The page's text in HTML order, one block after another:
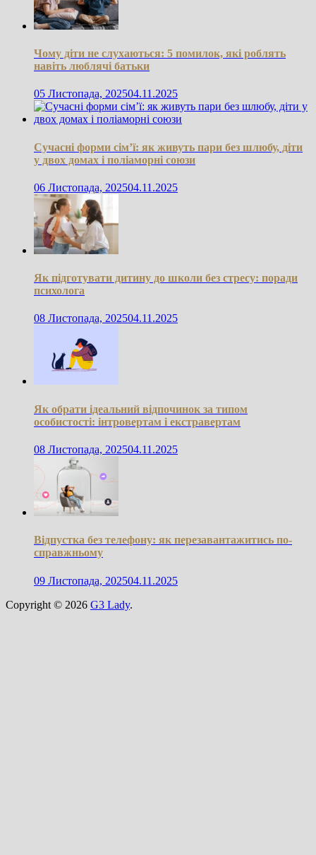
Чому діти не слухаються: 5 помилок, які роблять
навіть люблячі батьки
05 Листопада, 202504.11.2025
Сучасні форми сім’ї: як живуть пари без шлюбу, діти
у двох домах і поліаморні союзи
06 Листопада, 202504.11.2025
Як підготувати дитину до школи без стресу: поради
психолога
08 Листопада, 202504.11.2025
Як обрати ідеальний відпочинок за типом
особистості: інтровертам і екстравертам
08 Листопада, 202504.11.2025
Відпустка без телефону: як перезавантажитись по-
справжньому
09 Листопада, 202504.11.2025
Copyright © 2026 G3 Lady.